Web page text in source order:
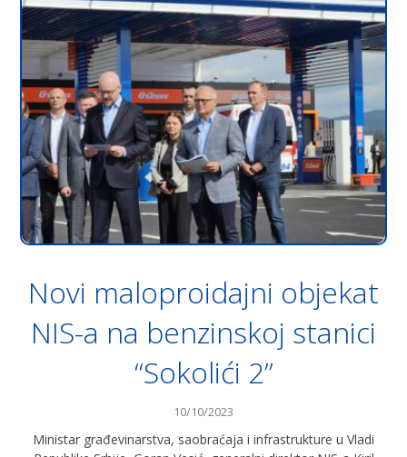
Novi maloproidajni objekat
NIS-a na benzinskoj stanici
“Sokolići 2”
10/10/2023
Ministar građevinarstva, saobraćaja i infrastrukture u Vladi